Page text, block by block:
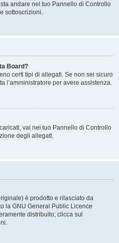
andare nel tuo Pannello di Controllo
sottoscrizioni.
Board?
certi tipi di allegati. Se non sei sicuro
l’amministratore per avere assistenza.
vai nel tuo Pannello di Controllo
degli allegati.
è prodotto e rilasciato da
la GNU General Public Licence
distribuito; clicca sul